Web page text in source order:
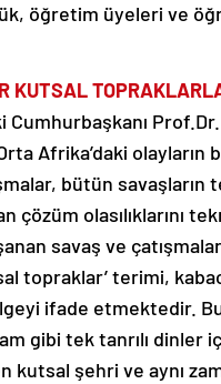
öğretim üyeleri ve
KUTSAL
Afrika’daki
bütün savaşların
çözüm
savaş ve
topraklar’ terimi,
ifade etmektedir.
gibi tek tanrılı
kutsal şehri ve aynı